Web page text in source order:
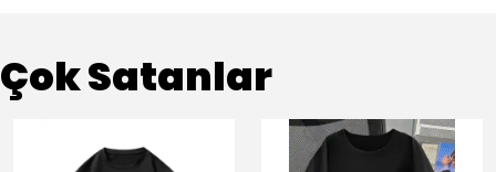
Çok Satanlar